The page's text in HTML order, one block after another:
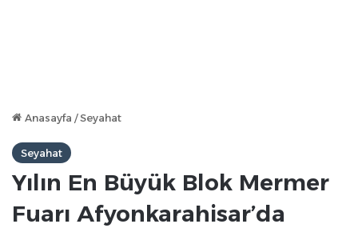
Anasayfa /Seyahat
Seyahat
Yılın En Büyük Blok Mermer
Fuarı Afyonkarahisar’da